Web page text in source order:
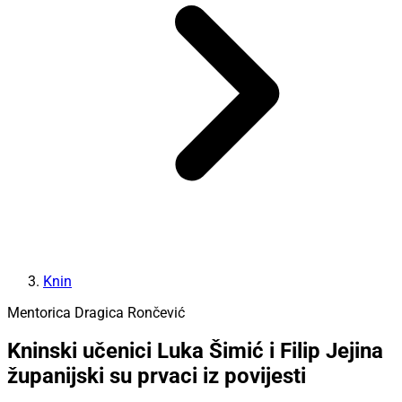
Knin
Mentorica Dragica Rončević
Kninski učenici Luka Šimić i Filip Jejina
županijski su prvaci iz povijesti